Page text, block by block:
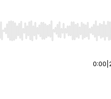
Home/End to jump to start
0:00